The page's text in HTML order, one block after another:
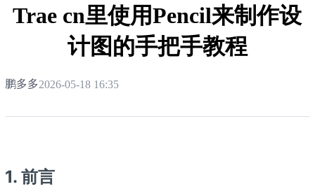
Trae cn里使用Pencil来制作设
计图的手把手教程
鹏多多2026-05-18 16:35
1. 前言